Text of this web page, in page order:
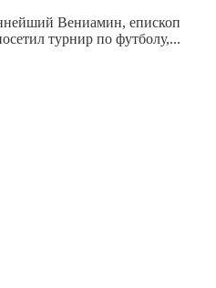
Вениамин, епископ
турнир по футболу,...